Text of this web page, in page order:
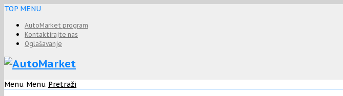
TOP MENU
AutoMarket program
Kontaktirajte nas
Oglašavanje
Menu Menu Pretraži